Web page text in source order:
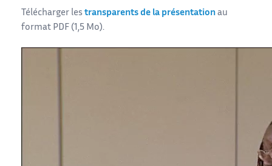
Télécharger les transparents de la présentation au
format PDF (1,5 Mo).